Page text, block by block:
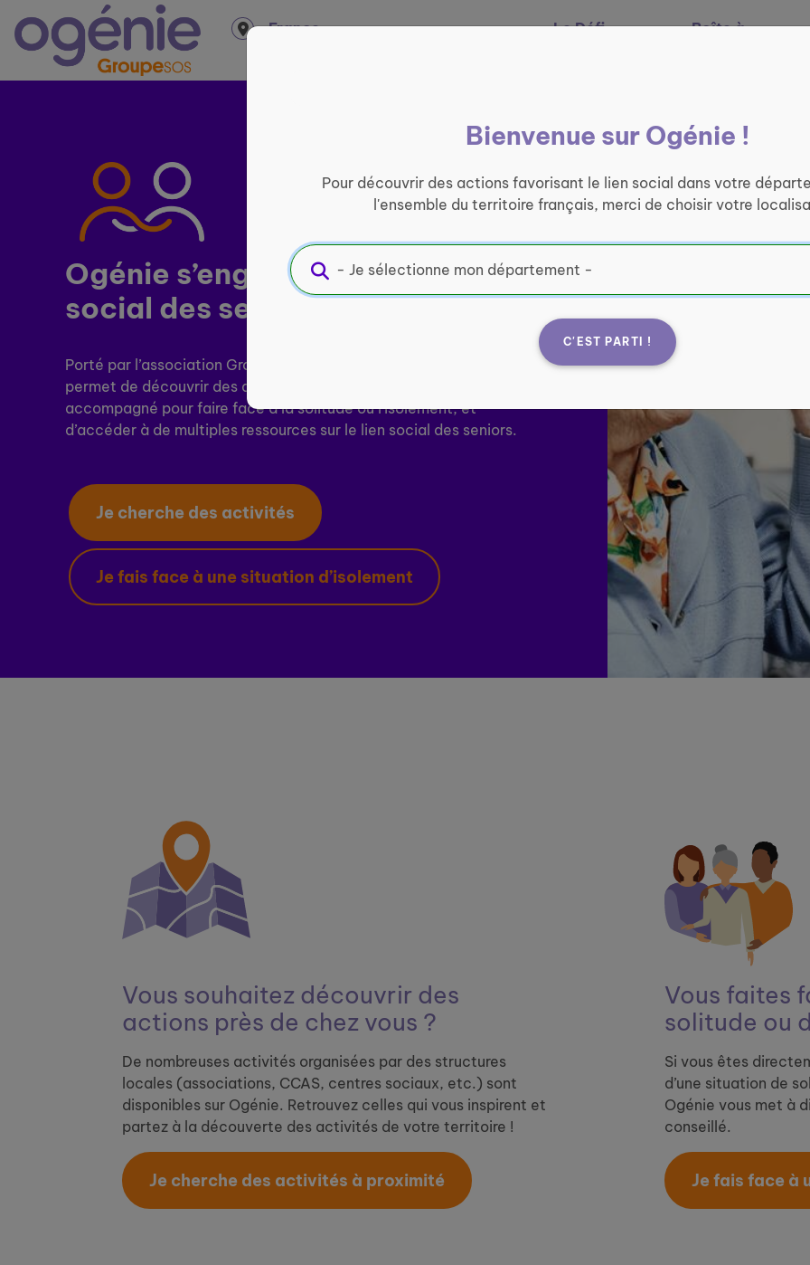
France
Le Défi
Boîte à
Bienvenue sur Ogénie !
Pour découvrir des actions favorisant le lien social dans votre
l'ensemble du territoire français, merci de choisir votre
C'EST PARTI !
Ogénie s’engage pour ​le lien
social des seniors
Porté par l’association Groupe SOS Seniors, le site ogenie.fr vous
permet de découvrir des activités près de chez vous, d'être
accompagné pour faire face à la solitude ou l'isolement, et
d’accéder à de multiples ressources sur le lien social des seniors.
Je cherche des activités
Je fais face à une situation d’isolement
Vous souhaitez découvrir ​ des
actions près de chez vous ?
De nombreuses activités organisées par des structures
locales (associations, CCAS, centres sociaux, etc.) sont
disponibles sur Ogénie. Retrouvez celles qui vous inspirent et
partez à la découverte des activités de votre territoire !
Je cherche des activités à proximité​
Vous faites
solitude ou
Si vous êtes
d’une situation de
Ogénie vous met à
conseillé.
Je fais face à
Panneau de gestion des cookies